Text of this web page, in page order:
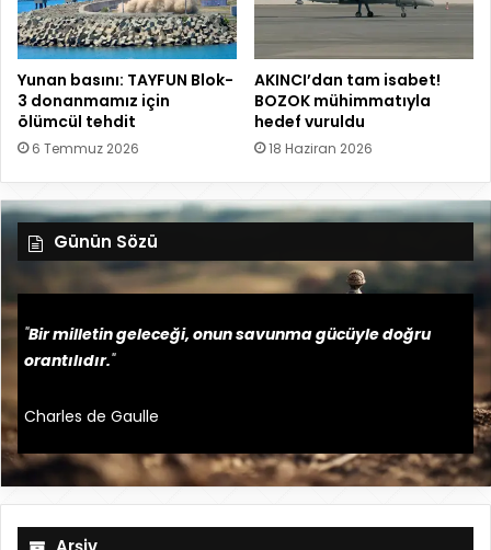
Yunan basını: TAYFUN Blok-
3 donanmamız için
ölümcül tehdit
6 Temmuz 2026
AKINCI’dan tam isabet!
BOZOK mühimmatıyla
hedef vuruldu
18 Haziran 2026
Günün Sözü
"Bir milletin geleceği, onun savunma gücüyle doğru
orantılıdır."
Charles de Gaulle